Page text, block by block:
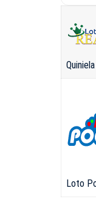
Loto